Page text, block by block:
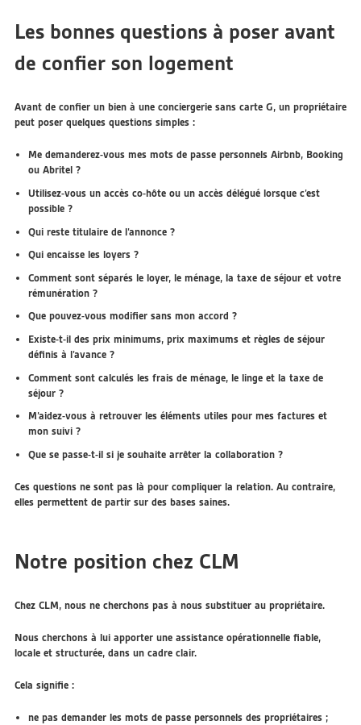
Les bonnes questions à poser avant
de confier son logement
Avant de confier un bien à une conciergerie sans carte G, un propriétaire
peut poser quelques questions simples :
Me demanderez-vous mes mots de passe personnels Airbnb, Booking
ou Abritel ?
Utilisez-vous un accès co-hôte ou un accès délégué lorsque c’est
possible ?
Qui reste titulaire de l’annonce ?
Qui encaisse les loyers ?
Comment sont séparés le loyer, le ménage, la taxe de séjour et votre
rémunération ?
Que pouvez-vous modifier sans mon accord ?
Existe-t-il des prix minimums, prix maximums et règles de séjour
définis à l’avance ?
Comment sont calculés les frais de ménage, le linge et la taxe de
séjour ?
M’aidez-vous à retrouver les éléments utiles pour mes factures et
mon suivi ?
Que se passe-t-il si je souhaite arrêter la collaboration ?
Ces questions ne sont pas là pour compliquer la relation. Au contraire,
elles permettent de partir sur des bases saines.
Notre position chez CLM
Chez CLM, nous ne cherchons pas à nous substituer au propriétaire.
Nous cherchons à lui apporter une assistance opérationnelle fiable,
locale et structurée, dans un cadre clair.
Cela signifie :
ne pas demander les mots de passe personnels des propriétaires ;